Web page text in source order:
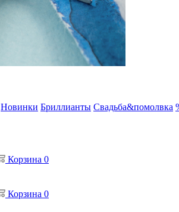
Новинки Бриллианты Свадьба&помолвка
Корзина 0
Корзина 0